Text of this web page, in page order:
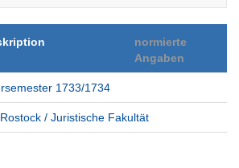
normierte
Angaben
1733/1734
/ Juristische Fakultät